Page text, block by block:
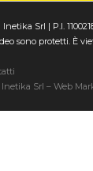
Srl | P.I.
sono protetti. È
Inetika Srl – Web